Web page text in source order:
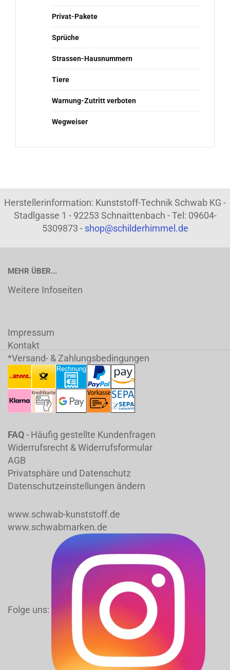
Privat-Pakete
Sprüche
Strassen-Hausnummern
Tiere
Warnung-Zutritt verboten
Wegweiser
Herstellerinformation: Kunststoff-Technik Schwab KG -
Stadlgasse 1 - 92253 Schnaittenbach - Tel: 09604-
5309873 - shop@schilderhimmel.de
MEHR ÜBER...
Weitere Infoseiten
Impressum
Kontakt
*Versand- & Zahlungsbedingungen
FAQ- Häufig gestellte Kundenfragen
Widerrufsrecht & Widerrufsformular
AGB
Privatsphäre und Datenschutz
Datenschutzeinstellungen ändern
www.schwab-kunststoff.de
www.schwabmarken.de
Folge uns: